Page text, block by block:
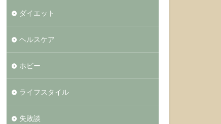
ダイエット
ヘルスケア
ホビー
ライフスタイル
失敗談